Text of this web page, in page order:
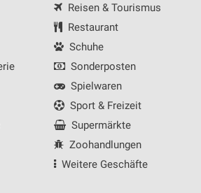
Reisen & Tourismus
Restaurant
Schuhe
Sonderposten
Spielwaren
Sport & Freizeit
Supermärkte
Zoohandlungen
Weitere Geschäfte